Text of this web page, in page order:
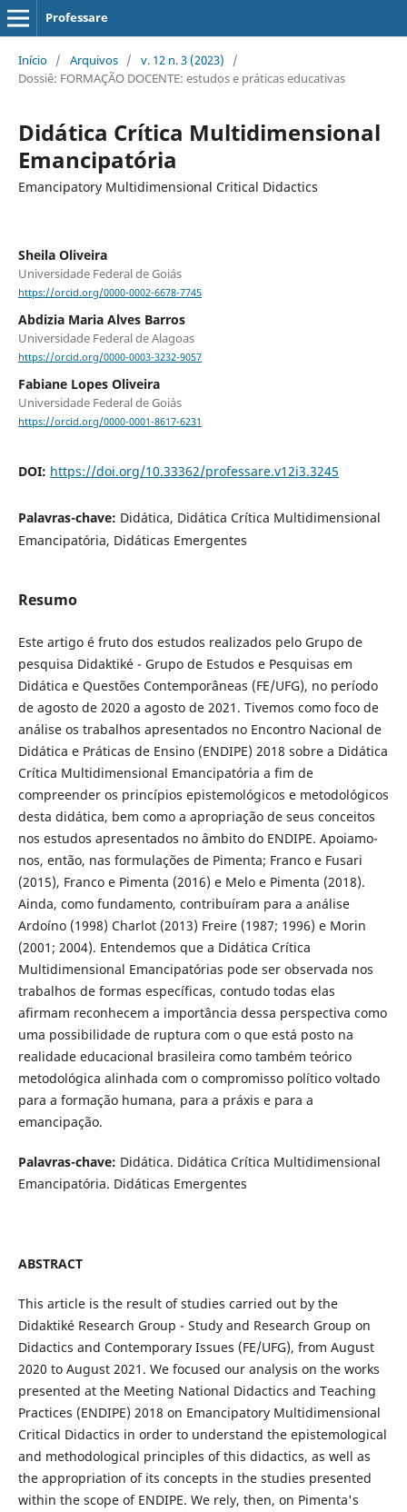
Professare
Início / Arquivos / v. 12 n. 3 (2023)
/
Dossiê: FORMAÇÃO DOCENTE: estudos e práticas educativas
Didática Crítica Multidimensional
Emancipatória
Emancipatory Multidimensional Critical Didactics
Sheila Oliveira
Universidade Federal de Goiás
https://orcid.org/0000-0002-6678-7745
Abdizia Maria Alves Barros
Universidade Federal de Alagoas
https://orcid.org/0000-0003-3232-9057
Fabiane Lopes Oliveira
Universidade Federal de Goiás
https://orcid.org/0000-0001-8617-6231
DOI: https://doi.org/10.33362/professare.v12i3.3245
Palavras-chave: Didática, Didática Crítica Multidimensional
Emancipatória, Didáticas Emergentes
Resumo
Este artigo é fruto dos estudos realizados pelo Grupo de
pesquisa Didaktiké - Grupo de Estudos e Pesquisas em
Didática e Questões Contemporâneas (FE/UFG), no período
de agosto de 2020 a agosto de 2021. Tivemos como foco de
análise os trabalhos apresentados no Encontro Nacional de
Didática e Práticas de Ensino (ENDIPE) 2018 sobre a Didática
Crítica Multidimensional Emancipatória a fim de
compreender os princípios epistemológicos e metodológicos
desta didática, bem como a apropriação de seus conceitos
nos estudos apresentados no âmbito do ENDIPE. Apoiamo-
nos, então, nas formulações de Pimenta; Franco e Fusari
(2015), Franco e Pimenta (2016) e Melo e Pimenta (2018).
Ainda, como fundamento, contribuíram para a análise
Ardoíno (1998) Charlot (2013) Freire (1987; 1996) e Morin
(2001; 2004). Entendemos que a Didática Crítica
Multidimensional Emancipatórias pode ser observada nos
trabalhos de formas específicas, contudo todas elas
afirmam reconhecem a importância dessa perspectiva como
uma possibilidade de ruptura com o que está posto na
realidade educacional brasileira como também teórico
metodológica alinhada com o compromisso político voltado
para a formação humana, para a práxis e para a
emancipação.
Palavras-chave: Didática. Didática Crítica Multidimensional
Emancipatória. Didáticas Emergentes
ABSTRACT
This article is the result of studies carried out by the
Didaktiké Research Group - Study and Research Group on
Didactics and Contemporary Issues (FE/UFG), from August
2020 to August 2021. We focused our analysis on the works
presented at the Meeting National Didactics and Teaching
Practices (ENDIPE) 2018 on Emancipatory Multidimensional
Critical Didactics in order to understand the epistemological
and methodological principles of this didactics, as well as
the appropriation of its concepts in the studies presented
within the scope of ENDIPE. We rely, then, on Pimenta's